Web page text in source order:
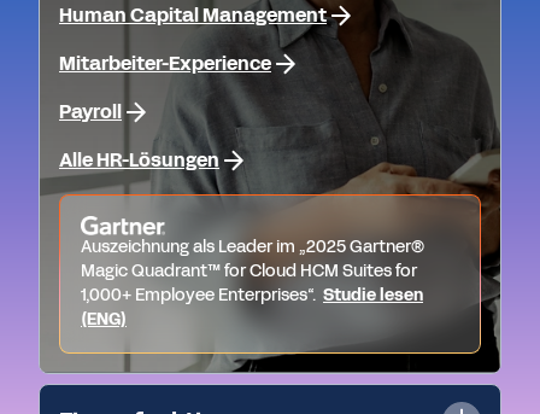
Human Capital Management
Mitarbeiter-Experience
Payroll
Alle HR-Lösungen
Auszeichnung als Leader im „2025 Gartner®
Magic Quadrant™ for Cloud HCM Suites for
1,000+ Employee Enterprises“. Studie lesen
(ENG)